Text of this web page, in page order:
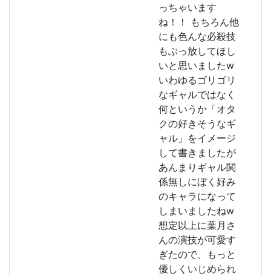
っちゃいます
ね！！ もちろん他
にも色んな必殺技
もぶっ放してほし
いと思いましたw
いわゆるゴリゴリ
なギャルではなく
何というか「オタ
クの好きそうなギ
ャル」をイメージ
して書きましたが
あんまりギャル関
係無しにぼく好み
のキャラになって
しまいましたねw
想定以上に葉月さ
んの演技が可愛す
ぎたので、もっと
優しくいじめられ